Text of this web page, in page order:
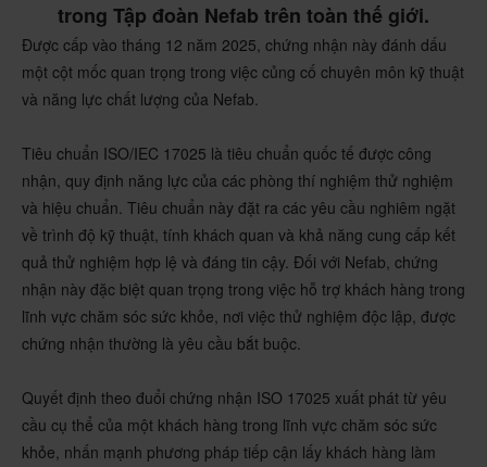
trong Tập đoàn Nefab trên toàn thế giới.
Được cấp vào tháng 12 năm 2025, chứng nhận này đánh dấu
một cột mốc quan trọng trong việc củng cố chuyên môn kỹ thuật
và năng lực chất lượng của Nefab.
Tiêu chuẩn ISO/IEC 17025 là tiêu chuẩn quốc tế được công
nhận, quy định năng lực của các phòng thí nghiệm thử nghiệm
và hiệu chuẩn. Tiêu chuẩn này đặt ra các yêu cầu nghiêm ngặt
về trình độ kỹ thuật, tính khách quan và khả năng cung cấp kết
quả thử nghiệm hợp lệ và đáng tin cậy. Đối với Nefab, chứng
nhận này đặc biệt quan trọng trong việc hỗ trợ khách hàng trong
lĩnh vực chăm sóc sức khỏe, nơi việc thử nghiệm độc lập, được
chứng nhận thường là yêu cầu bắt buộc.
Quyết định theo đuổi chứng nhận ISO 17025 xuất phát từ yêu
cầu cụ thể của một khách hàng trong lĩnh vực chăm sóc sức
khỏe, nhấn mạnh phương pháp tiếp cận lấy khách hàng làm